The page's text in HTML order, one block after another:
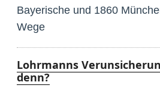
Bayerische und 1860
Wege
Lohrmanns
denn?